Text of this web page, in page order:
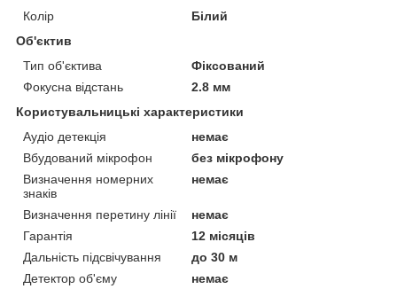
Колір
Білий
Об'єктив
Тип об'єктива
Фіксований
Фокусна відстань
2.8 мм
Користувальницькі характеристики
Аудіо детекція
немає
Вбудований мікрофон
без мікрофону
Визначення номерних
знаків
немає
Визначення перетину лінії
немає
Гарантія
12 місяців
Дальність підсвічування
до 30 м
Детектор об'єму
немає